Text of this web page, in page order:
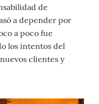
de
a depender por
a poco fue
los intentos del
clientes y